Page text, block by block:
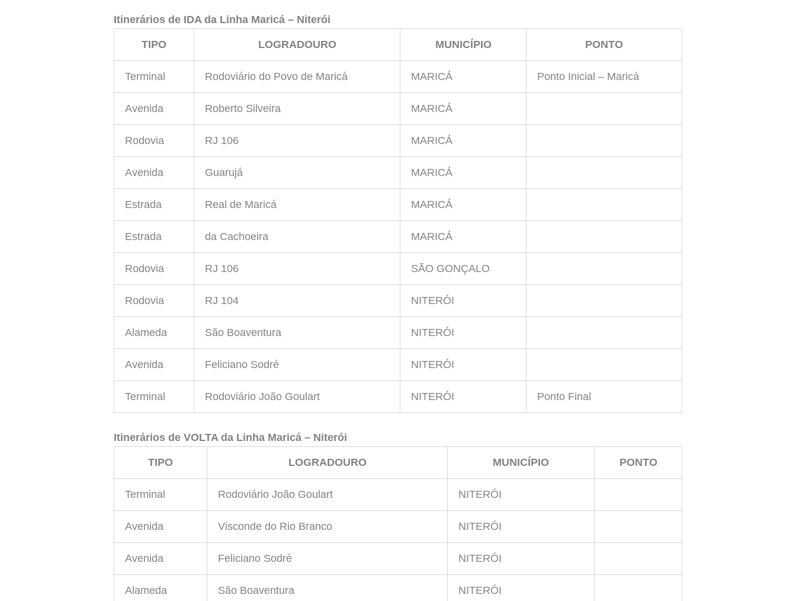
Itinerários de IDA da Linha Maricá – Niterói
TIPO LOGRADOURO MUNICÍPIO PONTO
Terminal Rodoviário do Povo de Maricá MARICÁ Ponto Inicial – Maricá
Avenida Roberto Silveira MARICÁ
Rodovia RJ 106 MARICÁ
Avenida Guarujá MARICÁ
Estrada Real de Maricá MARICÁ
Estrada da Cachoeira MARICÁ
Rodovia RJ 106 SÃO GONÇALO
Rodovia RJ 104 NITERÓI
Alameda São Boaventura NITERÓI
Avenida Feliciano Sodré NITERÓI
Terminal Rodoviário João Goulart NITERÓI Ponto Final
Itinerários de VOLTA da Linha Maricá – Niterói
TIPO LOGRADOURO MUNICÍPIO PONTO
Terminal Rodoviário João Goulart NITERÓI
Avenida Visconde do Rio Branco NITERÓI
Avenida Feliciano Sodré NITERÓI
Alameda São Boaventura NITERÓI